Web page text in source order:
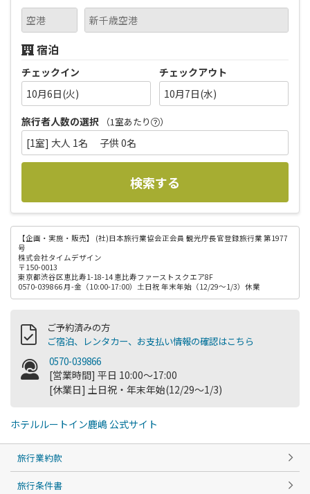
宿泊
チェックイン
10月6日(火)
チェックアウト
10月7日(水)
旅行者人数の選択
（1室あたり ）
[1室] 大人 1名 子供 0名
検索する
【企画・実施・販売】
(社)日本旅行業協会正会員 観光庁長官登録旅行業 第1977
号
株式会社タイムデザイン
〒150-0013
東京都渋谷区恵比寿1-18-14 恵比寿ファーストスクエア8F
0570-039866 月-金（10:00-17:00）土日祝 年末年始（12/29～1/3）休業
ご予約済みの方
ご宿泊、レンタカー、お支払い情報の確認はこちら
0570-039866
[営業時間] 平日 10:00～17:00
[休業日] 土日祝・年末年始(12/29～1/3)
ホテルルートイン鹿嶋 公式サイト
旅行業約款
旅行条件書